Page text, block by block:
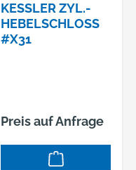
KESSLER ZYL.-
HEBELSCHLOSS
#X31
Preis auf Anfrage